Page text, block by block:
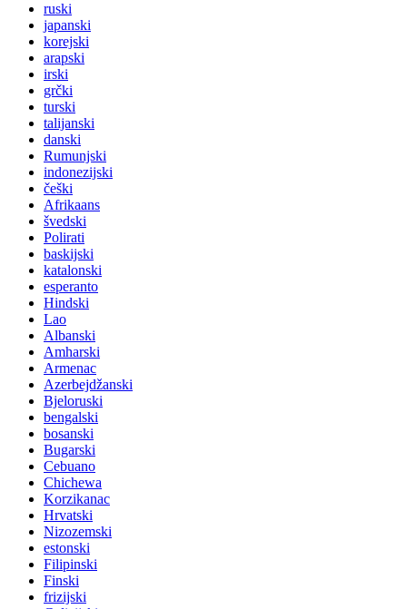
ruski
japanski
korejski
arapski
irski
grčki
turski
talijanski
danski
Rumunjski
indonezijski
češki
Afrikaans
švedski
Polirati
baskijski
katalonski
esperanto
Hindski
Lao
Albanski
Amharski
Armenac
Azerbejdžanski
Bjeloruski
bengalski
bosanski
Bugarski
Cebuano
Chichewa
Korzikanac
Hrvatski
Nizozemski
estonski
Filipinski
Finski
frizijski